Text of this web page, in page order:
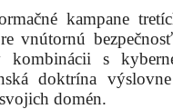
kampane
vnútornú
kombinácii s
doktrína
domén.